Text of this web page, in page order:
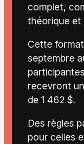
complet,
théorique et
Cette
septembre
recevront
de 1 462 $.
Des règles
pour celles